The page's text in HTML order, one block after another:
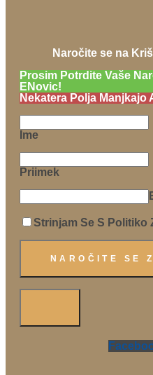
Naročite se na
Prosim Potrdite Vaše
ENovic!
Nekatera Polja Manjkajo
Ime
Priimek
Strinjam Se S Politiko